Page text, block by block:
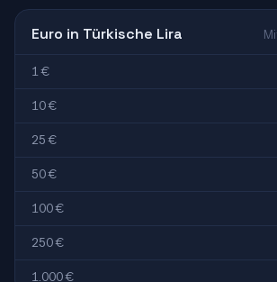
Euro in Türkische Lira
1 €
10 €
25 €
50 €
100 €
250 €
1.000 €